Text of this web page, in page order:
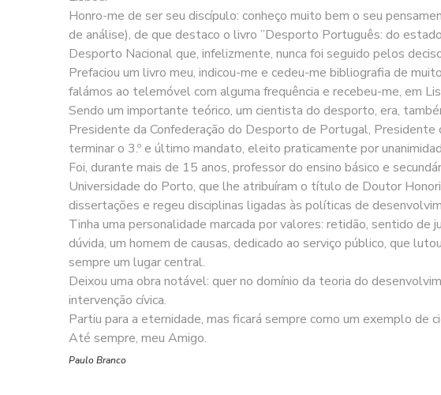
Honro-me de ser seu discípulo: conheço muito bem o seu
de análise), de que destaco o livro ”Desporto Português: do
Desporto Nacional que, infelizmente, nunca foi seguido pelos
Prefaciou um livro meu, indicou-me e cedeu-me bibliografia de
falámos ao telemóvel com alguma frequência e recebeu-me, em
Sendo um importante teórico, um cientista do desporto, era,
Presidente da Confederação do Desporto de Portugal,
terminar o 3.º e último mandato, eleito praticamente por
Foi, durante mais de 15 anos, professor do ensino básico e
Universidade do Porto, que lhe atribuíram o título de Doutor
dissertações e regeu disciplinas ligadas às políticas de
Tinha uma personalidade marcada por valores: retidão, sentido de
dúvida, um homem de causas, dedicado ao serviço público, que
sempre um lugar central.
Deixou uma obra notável: quer no domínio da teoria do
intervenção cívica.
Partiu para a eternidade, mas ficará sempre como um exemplo de
Até sempre, meu Amigo.
Paulo Branco